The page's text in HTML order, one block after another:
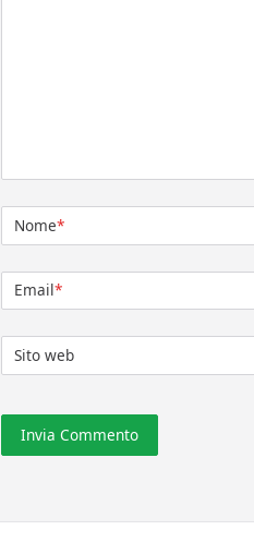
Nome*
Email*
Sito web